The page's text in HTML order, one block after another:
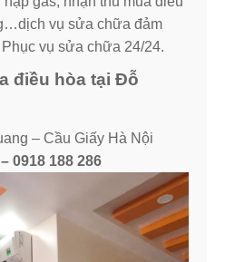
vụ sửa chữa đảm
vụ sửa chữa 24/24.
điều hòa tại Đỗ
– Cầu Giấy Hà Nội
0918 188 286